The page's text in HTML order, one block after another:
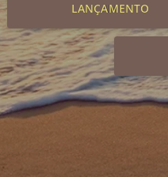
LANÇAMENTO